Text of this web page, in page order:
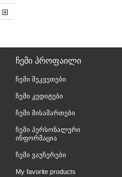
ᲩᲔᲛᲘ ᲞᲠᲝᲤᲐᲘᲚᲘ
ჩემი შეკვეთები
ჩემი კედიტები
ჩემი მისამართები
ჩემი პერსონალური
ინფორმაცია
ჩემი ვაუჩერები
My favorite products